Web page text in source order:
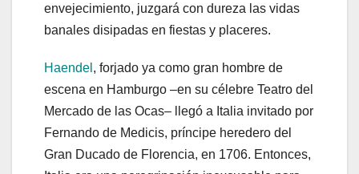
envejecimiento, juzgará con dureza las vidas
banales disipadas en fiestas y placeres.
Haendel , forjado ya como gran hombre de
escena en Hamburgo –en su célebre Teatro del
Mercado de las Ocas– llegó a Italia invitado por
Fernando de Medicis, príncipe heredero del
Gran Ducado de Florencia, en 1706. Entonces,